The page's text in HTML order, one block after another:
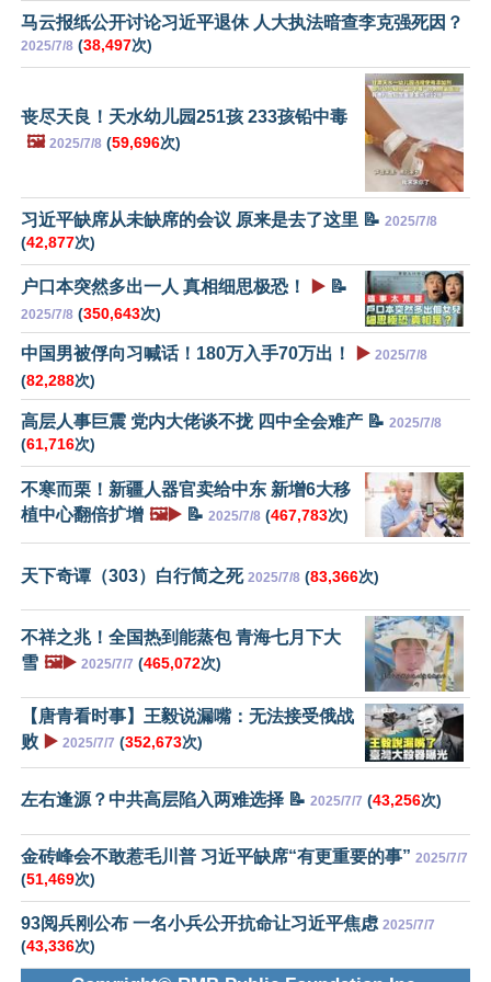
马云报纸公开讨论习近平退休 人大执法暗查李克强死因？
2025/7/8 (38,497次)
丧尽天良！天水幼儿园251孩 233孩铅中毒
🖼️ 2025/7/8 (59,696次)
习近平缺席从未缺席的会议 原来是去了这里 📝 2025/7/8
(42,877次)
户口本突然多出一人 真相细思极恐！ ▶️ 📝
2025/7/8 (350,643次)
中国男被俘向习喊话！180万入手70万出！ ▶️ 2025/7/8
(82,288次)
高层人事巨震 党内大佬谈不拢 四中全会难产 📝 2025/7/8
(61,716次)
不寒而栗！新疆人器官卖给中东 新增6大移
植中心翻倍扩增 🖼️▶️ 📝 2025/7/8 (467,783次)
天下奇谭（303）白行简之死 2025/7/8 (83,366次)
不祥之兆！全国热到能蒸包 青海七月下大
雪 🖼️▶️ 2025/7/7 (465,072次)
【唐青看时事】王毅说漏嘴：无法接受俄战
败 ▶️ 2025/7/7 (352,673次)
左右逢源？中共高层陷入两难选择 📝 2025/7/7 (43,256次)
金砖峰会不敢惹毛川普 习近平缺席“有更重要的事” 2025/7/7
(51,469次)
93阅兵刚公布 一名小兵公开抗命让习近平焦虑 2025/7/7
(43,336次)